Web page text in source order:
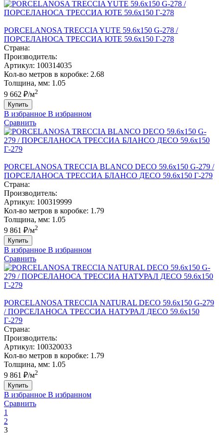
PORCELANOSA TRECCIA YUTE 59.6х150 G-278 /
ПОРCЕЛАНОСА ТРЕCCИА ЮТЕ 59.6х150 Г-278
Страна:
Производитель:
Артикул: 100314035
Кол-во метров в коробке: 2.68
Толщина, мм: 1.05
9 662 ₽/м2
Купить
В избранное В избранном
Сравнить
PORCELANOSA TRECCIA BLANCO DECO 59.6х150 G-279 /
ПОРCЕЛАНОСА ТРЕCCИА БЛАНCО ДЕCО 59.6х150 Г-279
Страна:
Производитель:
Артикул: 100319999
Кол-во метров в коробке: 1.79
Толщина, мм: 1.05
9 861 ₽/м2
Купить
В избранное В избранном
Сравнить
PORCELANOSA TRECCIA NATURAL DECO 59.6х150 G-279
/ ПОРCЕЛАНОСА ТРЕCCИА НАТУРАЛ ДЕCО 59.6х150
Г-279
Страна:
Производитель:
Артикул: 100320033
Кол-во метров в коробке: 1.79
Толщина, мм: 1.05
9 861 ₽/м2
Купить
В избранное В избранном
Сравнить
1
2
3